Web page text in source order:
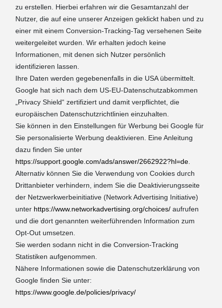
zu erstellen. Hierbei erfahren wir die Gesamtanzahl der
Nutzer, die auf eine unserer Anzeigen geklickt haben und zu
einer mit einem Conversion-Tracking-Tag versehenen Seite
weitergeleitet wurden. Wir erhalten jedoch keine
Informationen, mit denen sich Nutzer persönlich
identifizieren lassen.
Ihre Daten werden gegebenenfalls in die USA übermittelt.
Google hat sich nach dem US-EU-Datenschutzabkommen
„Privacy Shield“ zertifiziert und damit verpflichtet, die
europäischen Datenschutzrichtlinien einzuhalten.
Sie können in den Einstellungen für Werbung bei Google für
Sie personalisierte Werbung deaktivieren. Eine Anleitung
dazu finden Sie unter
https://support.google.com/ads/answer/2662922?hl=de.
Alternativ können Sie die Verwendung von Cookies durch
Drittanbieter verhindern, indem Sie die Deaktivierungsseite
der Netzwerkwerbeinitiative (Network Advertising Initiative)
unter https://www.networkadvertising.org/choices/ aufrufen
und die dort genannten weiterführenden Information zum
Opt-Out umsetzen.
Sie werden sodann nicht in die Conversion-Tracking
Statistiken aufgenommen.
Nähere Informationen sowie die Datenschutzerklärung von
Google finden Sie unter:
https://www.google.de/policies/privacy/